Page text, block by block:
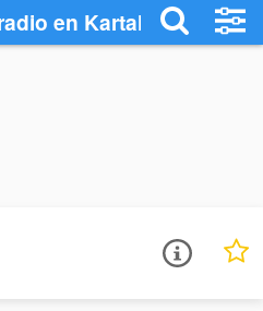
en Kartal -